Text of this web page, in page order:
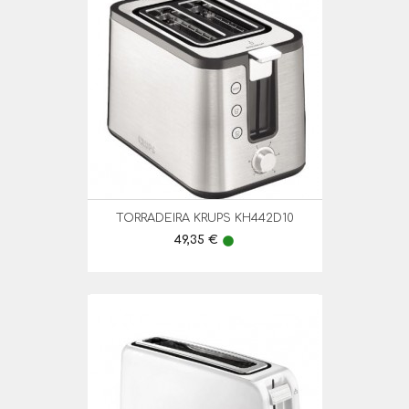
TORRADEIRA KRUPS KH442D10
Preço
49,35 € lens